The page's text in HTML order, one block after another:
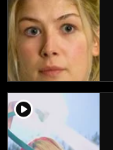
player2